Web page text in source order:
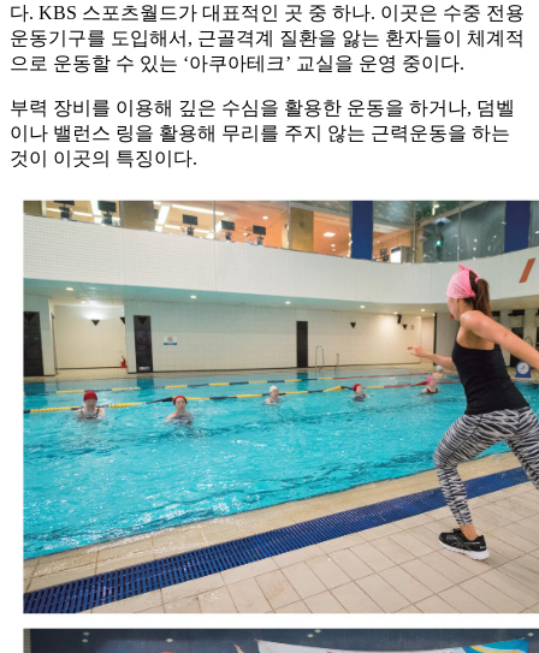
다. KBS 스포츠월드가 대표적인 곳 중 하나. 이곳은 수중 전용
운동기구를 도입해서, 근골격계 질환을 앓는 환자들이 체계적
으로 운동할 수 있는 ‘아쿠아테크’ 교실을 운영 중이다.
부력 장비를 이용해 깊은 수심을 활용한 운동을 하거나, 덤벨
이나 밸런스 링을 활용해 무리를 주지 않는 근력운동을 하는
것이 이곳의 특징이다.